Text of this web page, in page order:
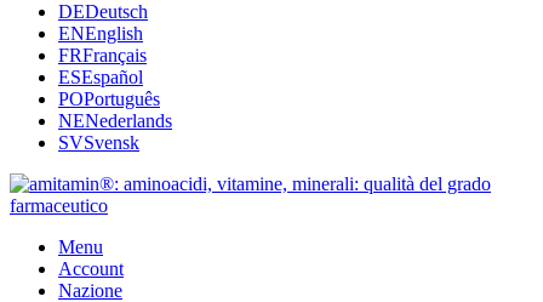
DEDeutsch
ENEnglish
FRFrançais
ESEspañol
POPortuguês
NENederlands
SVSvensk
Menu
Account
Nazione